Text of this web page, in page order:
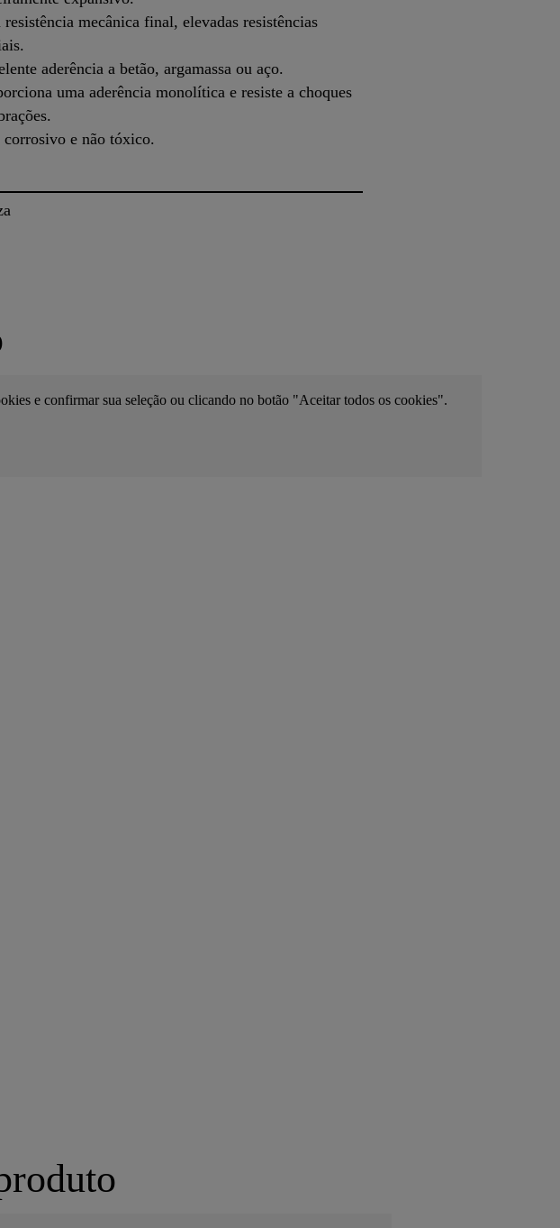
mecânica final, elevadas resistências
aderência a betão, argamassa ou aço.
uma aderência monolítica e resiste a choques
corrosivo e não tóxico.
e confirmar sua seleção ou clicando no botão "Aceitar todos os cookies".